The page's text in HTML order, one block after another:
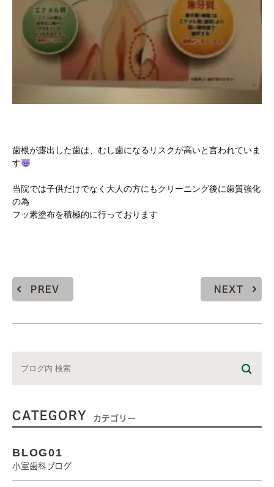
歯根が露出した歯は、むし歯になるリスクが高いと言われていま
す
当院では子供だけでなく大人の方にもクリーニング後に歯質強化
の為
フッ素塗布を積極的に行っております
PREV NEXT
CATEGORY カテゴリー
BLOG01
小室歯科ブログ